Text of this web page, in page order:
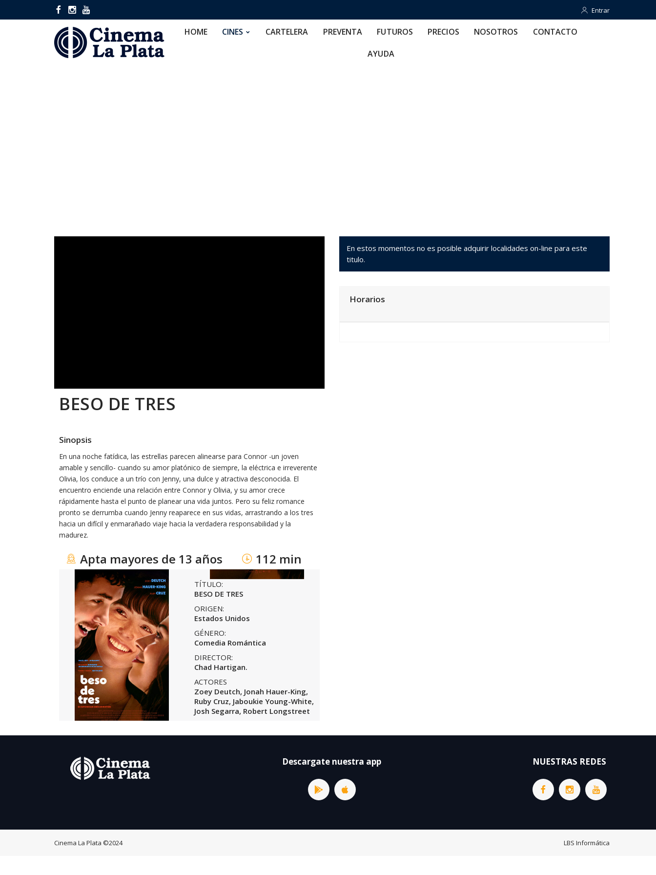
Entrar
Entrar
HOME CINES CARTELERA PREVENTA FUTUROS PRECIOS NOSOTROS CONTACTO
AYUDA
BESO DE TRES
Sinopsis
En una noche fatídica, las estrellas parecen alinearse para Connor -un joven
amable y sencillo- cuando su amor platónico de siempre, la eléctrica e irreverente
Olivia, los conduce a un trío con Jenny, una dulce y atractiva desconocida. El
encuentro enciende una relación entre Connor y Olivia, y su amor crece
rápidamente hasta el punto de planear una vida juntos. Pero su feliz romance
pronto se derrumba cuando Jenny reaparece en sus vidas, arrastrando a los tres
hacia un difícil y enmarañado viaje hacia la verdadera responsabilidad y la
madurez.
Apta mayores de 13 años 112 min
TÍTULO:
BESO DE TRES
ORIGEN:
Estados Unidos
GÉNERO:
Comedia Romántica
DIRECTOR:
Chad Hartigan.
ACTORES
Zoey Deutch, Jonah Hauer-King,
Ruby Cruz, Jaboukie Young-White,
Josh Segarra, Robert Longstreet
En estos momentos no es posible adquirir localidades on-line para este
titulo.
Horarios
Descargate nuestra app NUESTRAS REDES
Cinema La Plata ©2024 LBS Informática